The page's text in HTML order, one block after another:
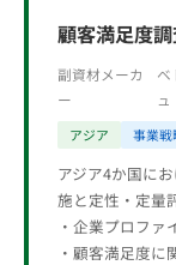
顧客満足度
副資材メーカ
ー
ベ
ュ
アジア 事業戦
アジア4か国に
施と定性・定量
・企業プロファ
・顧客満足度に